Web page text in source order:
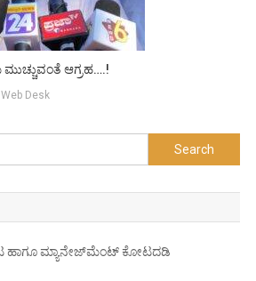
ಮುಚ್ಚುವಂತೆ ಆಗ್ರಹ….!
Web Desk
Search
for:
ಹಾಗೂ ಮ್ಯಾನೇಜ್‍ಮೆಂಟ್ ಕೋಟದಡಿ